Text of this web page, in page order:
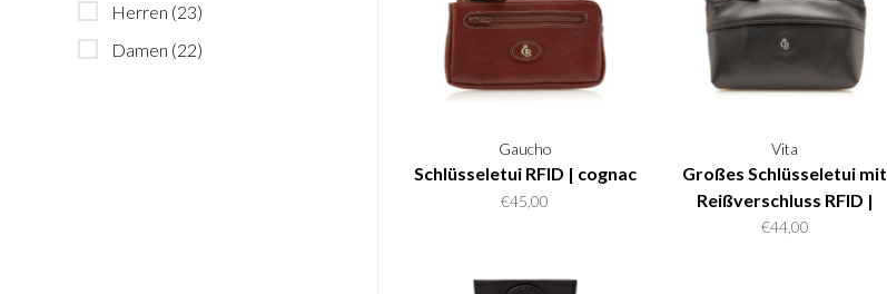
Herren (23)
Damen (22)
Gaucho
Schlüsseletui RFID | cognac
€45,00
Vita
Großes Schlüsseletui mit
Reißverschluss RFID |
schwarz
€44,00